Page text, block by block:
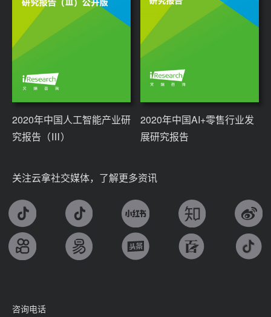
2020年中国人工智能产业研
究报告（Ⅲ）
2020年中国AI+零售行业发
展研究报告
关注云拿社交媒体，了解更多资讯
咨询电话